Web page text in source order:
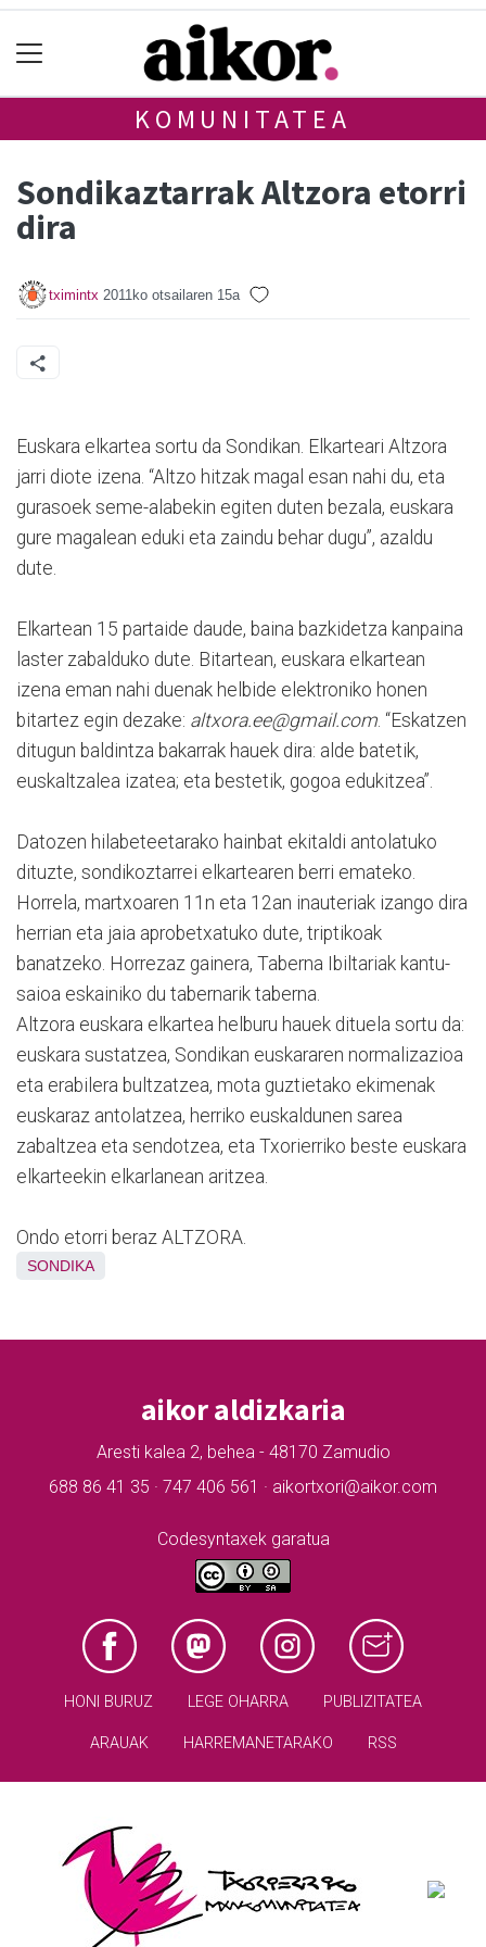
KOMUNITATEA
Sondikaztarrak Altzora etorri
dira
tximintx 2011ko otsailaren 15a
Euskara elkartea sortu da Sondikan. Elkarteari Altzora
jarri diote izena. “Altzo hitzak magal esan nahi du, eta
gurasoek seme-alabekin egiten duten bezala, euskara
gure magalean eduki eta zaindu behar dugu”, azaldu
dute.
Elkartean 15 partaide daude, baina bazkidetza kanpaina
laster zabalduko dute. Bitartean, euskara elkartean
izena eman nahi duenak helbide elektroniko honen
bitartez egin dezake: altxora.ee@gmail.com. “Eskatzen
ditugun baldintza bakarrak hauek dira: alde batetik,
euskaltzalea izatea; eta bestetik, gogoa edukitzea”.
Datozen hilabeteetarako hainbat ekitaldi antolatuko
dituzte, sondikoztarrei elkartearen berri emateko.
Horrela, martxoaren 11n eta 12an inauteriak izango dira
herrian eta jaia aprobetxatuko dute, triptikoak
banatzeko. Horrezaz gainera, Taberna Ibiltariak kantu-
saioa eskainiko du tabernarik taberna.
Altzora euskara elkartea helburu hauek dituela sortu da:
euskara sustatzea, Sondikan euskararen normalizazioa
eta erabilera bultzatzea, mota guztietako ekimenak
euskaraz antolatzea, herriko euskaldunen sarea
zabaltzea eta sendotzea, eta Txorierriko beste euskara
elkarteekin elkarlanean aritzea.
Ondo etorri beraz ALTZORA.
SONDIKA
aikor aldizkaria
Aresti kalea 2, behea - 48170 Zamudio
688 86 41 35 · 747 406 561 · aikortxori@aikor.com
Codesyntaxek garatua
HONI BURUZ LEGE OHARRA PUBLIZITATEA
ARAUAK HARREMANETARAKO RSS